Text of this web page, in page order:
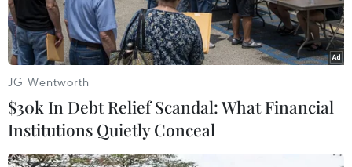
JG Wentworth
$30k In Debt Relief Scandal: What Financial
Institutions Quietly Conceal